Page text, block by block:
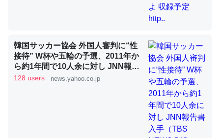
論文では「淡水はカルシウムも酸素も不足してて両方に不
利だから両方が拮抗してるのでは」とあって面白い。海に
いる鋏角類（カブトガニ・ウミグモ）はカルシウムを使わ
ずキチンを強化してる筈だが、酵素が違うのか？
─ニュース :: 【研究発表】昆虫学の大問題＝「昆虫はなぜ海にいな
韓国サッカー協会 外国人審判に“性
接待” W杯や五輪の予選、2011年か
ら約1年間で10人余に対し JNN報告
書入手（TBS NEWS DIG Powered
128 users news.yahoo.co.jp